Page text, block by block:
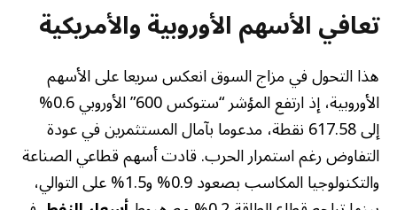
تعافي الأسهم الأوروبية والأمريكية
هذا التحول في مزاج السوق انعكس سريعا على الأسهم
الأوروبية، إذ ارتفع المؤشر “ستوكس 600” الأوروبي 0.6%
إلى 617.58 نقطة، مدعوما بآمال المستثمرين في عودة
التفاوض رغم استمرار الحرب. قادت أسهم قطاعي الصناعة
والتكنولوجيا المكاسب بصعود 0.9% و1.5% على التوالي،